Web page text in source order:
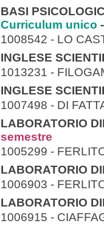
BASI
Curriculum unico
1008542 - LO
INGLESE
1013231 -
INGLESE
1007498 - DI
LABORATORIO
semestre
1005299 -
LABORATORIO
1006903 -
LABORATORIO
1006915 -